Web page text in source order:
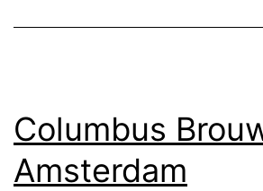
Columbus
Amsterdam